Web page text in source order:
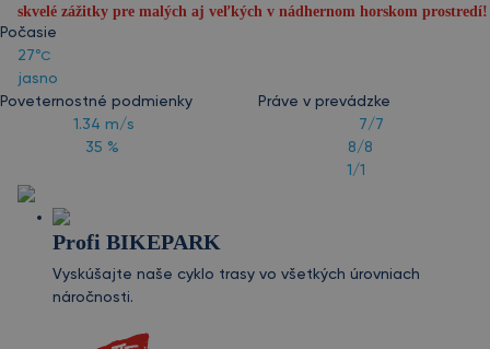
skvelé zážitky pre malých aj veľkých v nádhernom horskom prostredí!
Počasie
27°C
jasno
Poveternostné podmienky
1.34 m/s
35 %
Práve v prevádzke
7/7
8/8
1/1
Profi BIKEPARK
Vyskúšajte naše cyklo trasy vo všetkých úrovniach
náročnosti.